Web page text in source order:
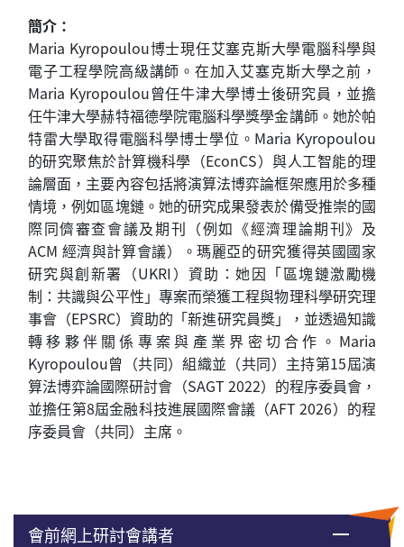
簡介：
Maria Kyropoulou博士現任艾塞克斯大學電腦科學與
電子工程學院高級講師。在加入艾塞克斯大學之前，
Maria Kyropoulou曾任牛津大學博士後研究員，並擔
任牛津大學赫特福德學院電腦科學獎學金講師。她於帕
特雷大學取得電腦科學博士學位。Maria Kyropoulou
的研究聚焦於計算機科學（EconCS）與人工智能的理
論層面，主要內容包括將演算法博弈論框架應用於多種
情境，例如區塊鏈。她的研究成果發表於備受推崇的國
際同儕審查會議及期刊（例如《經濟理論期刊》及
ACM 經濟與計算會議）。瑪麗亞的研究獲得英國國家
研究與創新署（UKRI）資助：她因「區塊鏈激勵機
制：共識與公平性」專案而榮獲工程與物理科學研究理
事會（EPSRC）資助的「新進研究員獎」，並透過知識
轉移夥伴關係專案與產業界密切合作。Maria
Kyropoulou曾（共同）組織並（共同）主持第15屆演
算法博弈論國際研討會（SAGT 2022）的程序委員會，
並擔任第8屆金融科技進展國際會議（AFT 2026）的程
序委員會（共同）主席。
會前網上研討會講者